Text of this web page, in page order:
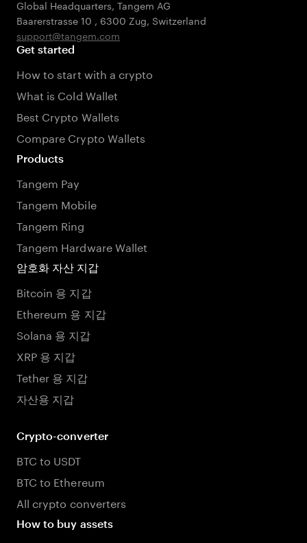
Global Headquarters, Tangem AG
Baarerstrasse 10 , 6300 Zug, Switzerland
support@tangem.com
Get started
How to start with a crypto
What is Cold Wallet
Best Crypto Wallets
Compare Crypto Wallets
Products
Tangem Pay
Tangem Mobile
Tangem Ring
Tangem Hardware Wallet
암호화 자산 지갑
Bitcoin 용 지갑
Ethereum 용 지갑
Solana 용 지갑
XRP 용 지갑
Tether 용 지갑
자산용 지갑
Crypto-converter
BTC to USDT
BTC to Ethereum
All crypto converters
How to buy assets